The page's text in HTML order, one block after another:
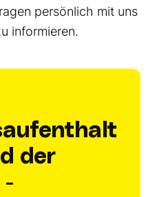
persönlich mit uns
informieren.
der
-